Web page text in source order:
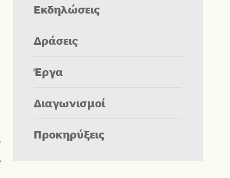
Εκδηλώσεις
Δράσεις
Έργα
Διαγωνισμοί
Προκηρύξεις